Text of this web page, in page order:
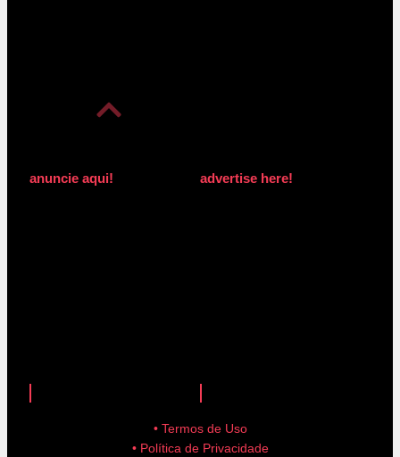
anuncie aqui! advertise here!
• Termos de Uso
• Política de Privacidade